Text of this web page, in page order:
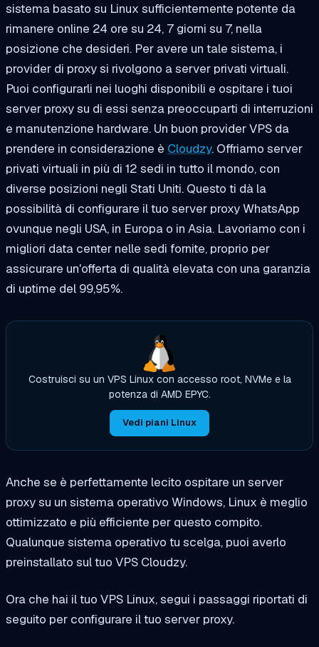
sistema basato su Linux sufficientemente potente da
rimanere online 24 ore su 24, 7 giorni su 7, nella
posizione che desideri. Per avere un tale sistema, i
provider di proxy si rivolgono a server privati virtuali.
Puoi configurarli nei luoghi disponibili e ospitare i tuoi
server proxy su di essi senza preoccuparti di interruzioni
e manutenzione hardware. Un buon provider VPS da
prendere in considerazione è Cloudzy. Offriamo server
privati virtuali in più di 12 sedi in tutto il mondo, con
diverse posizioni negli Stati Uniti. Questo ti dà la
possibilità di configurare il tuo server proxy WhatsApp
ovunque negli USA, in Europa o in Asia. Lavoriamo con i
migliori data center nelle sedi fornite, proprio per
assicurare un'offerta di qualità elevata con una garanzia
di uptime del 99,95%.
Costruisci su un VPS Linux con accesso root, NVMe e la
potenza di AMD EPYC.
Vedi piani Linux
Anche se è perfettamente lecito ospitare un server
proxy su un sistema operativo Windows, Linux è meglio
ottimizzato e più efficiente per questo compito.
Qualunque sistema operativo tu scelga, puoi averlo
preinstallato sul tuo VPS Cloudzy.
Ora che hai il tuo VPS Linux, segui i passaggi riportati di
seguito per configurare il tuo server proxy.